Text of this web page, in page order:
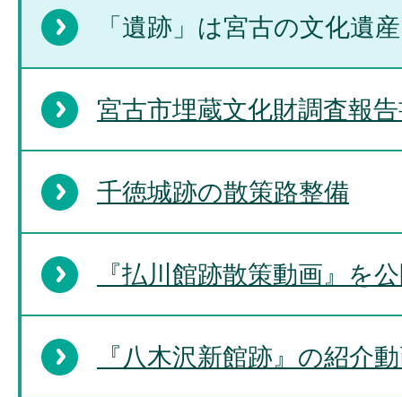
「遺跡」は宮古の文化遺
宮古市埋蔵文化財調査報
千徳城跡の散策路整備
『払川館跡散策動画』を
『八木沢新館跡』の紹介